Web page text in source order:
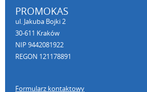
PROMOKAS
ul. Jakuba Bojki 2
30-611 Kraków
NIP 9442081922
REGON 121178891
Formularz kontaktowy